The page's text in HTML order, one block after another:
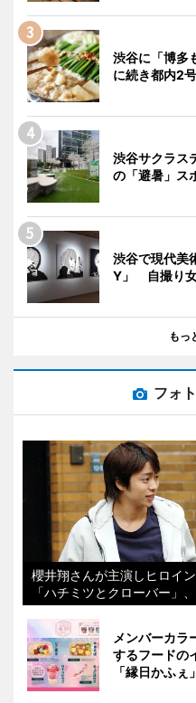
渋谷に「博多
に続き都内2
渋谷サクラス
の「避暑」ス
渋谷で現代美
Y」 自撮り女
もっ
フォ
櫻井翔さんが主演しヒロイ
「ハチミツとクローバー」
メンバーカラ
するフードの
「縁日かふぇ」